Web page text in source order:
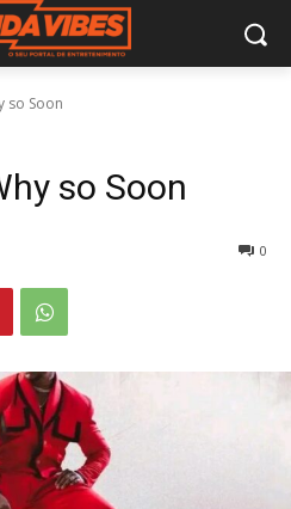
so Soon
so Soon
0